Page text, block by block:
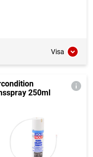
Visa
250ml